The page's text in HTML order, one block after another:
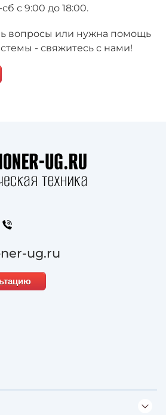
с 9:00 до 18:00.
вопросы или нужна помощь
- свяжитесь с нами!
ug.ru